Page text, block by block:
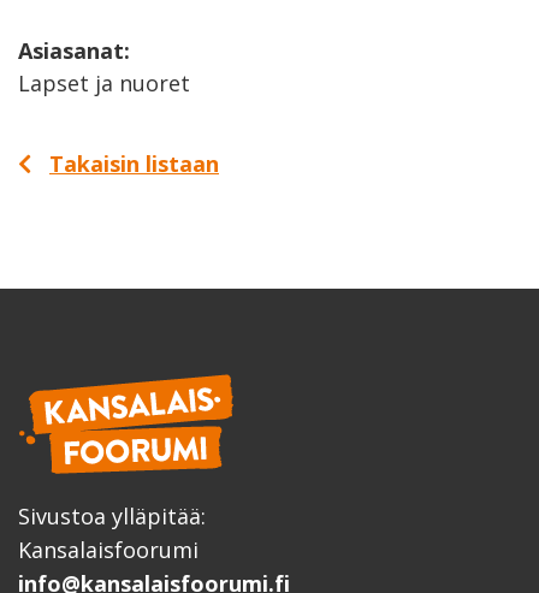
Asiasanat:
Lapset ja nuoret
Takaisin listaan
Sivustoa ylläpitää:
Kansalaisfoorumi
info@kansalaisfoorumi.fi